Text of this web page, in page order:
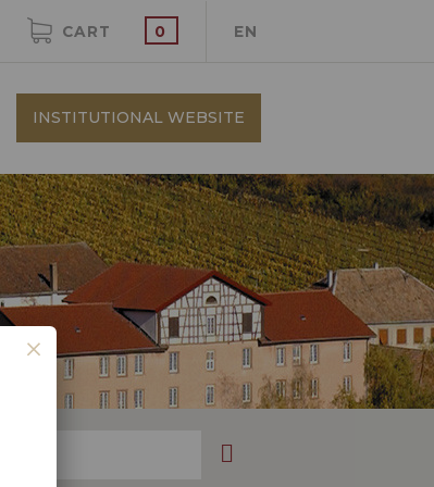
EN
CART 0
INSTITUTIONAL WEBSITE